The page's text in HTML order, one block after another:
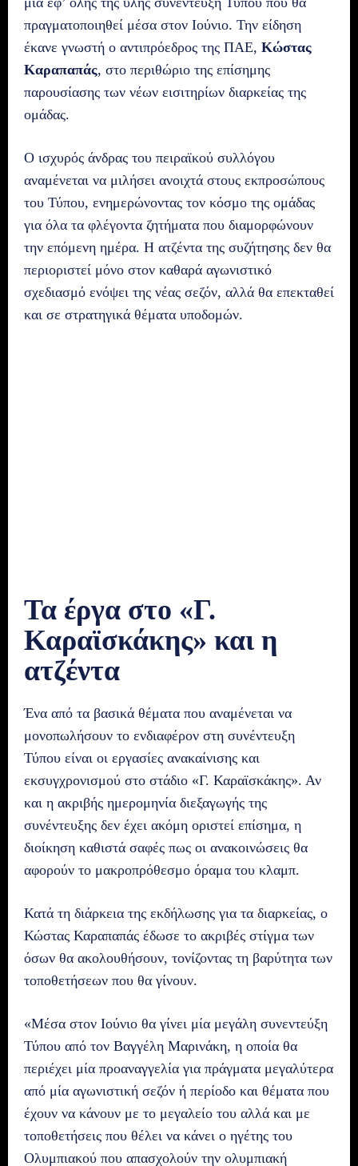
πραγματοποιηθεί μέσα στον Ιούνιο. Την είδηση
έκανε γνωστή ο αντιπρόεδρος της ΠΑΕ, Κώστας
Καραπαπάς, στο περιθώριο της επίσημης
παρουσίασης των νέων εισιτηρίων διαρκείας της
ομάδας.
Ο ισχυρός άνδρας του πειραϊκού συλλόγου
αναμένεται να μιλήσει ανοιχτά στους εκπροσώπους
του Τύπου, ενημερώνοντας τον κόσμο της ομάδας
για όλα τα φλέγοντα ζητήματα που διαμορφώνουν
την επόμενη ημέρα. Η ατζέντα της συζήτησης δεν θα
περιοριστεί μόνο στον καθαρά αγωνιστικό
σχεδιασμό ενόψει της νέας σεζόν, αλλά θα επεκταθεί
και σε στρατηγικά θέματα υποδομών.
Τα έργα στο «Γ.
Καραϊσκάκης» και η
ατζέντα
Ένα από τα βασικά θέματα που αναμένεται να
μονοπωλήσουν το ενδιαφέρον στη συνέντευξη
Τύπου είναι οι εργασίες ανακαίνισης και
εκσυγχρονισμού στο στάδιο «Γ. Καραϊσκάκης». Αν
και η ακριβής ημερομηνία διεξαγωγής της
συνέντευξης δεν έχει ακόμη οριστεί επίσημα, η
διοίκηση καθιστά σαφές πως οι ανακοινώσεις θα
αφορούν το μακροπρόθεσμο όραμα του κλαμπ.
Κατά τη διάρκεια της εκδήλωσης για τα διαρκείας, ο
Κώστας Καραπαπάς έδωσε το ακριβές στίγμα των
όσων θα ακολουθήσουν, τονίζοντας τη βαρύτητα των
τοποθετήσεων που θα γίνουν.
«Μέσα στον Ιούνιο θα γίνει μία μεγάλη συνεντεύξη
Τύπου από τον Βαγγέλη Μαρινάκη, η οποία θα
περιέχει μία προαναγγελία για πράγματα μεγαλύτερα
από μία αγωνιστική σεζόν ή περίοδο και θέματα που
έχουν να κάνουν με το μεγαλείο του αλλά και με
τοποθετήσεις που θέλει να κάνει ο ηγέτης του
Ολυμπιακού που απασχολούν την ολυμπιακή